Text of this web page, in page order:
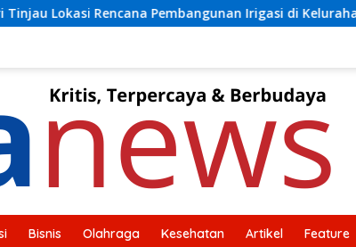
Irigasi di Kelurahan 19 November Wundulako
Bisnis Olahraga Kesehatan Artikel Feature